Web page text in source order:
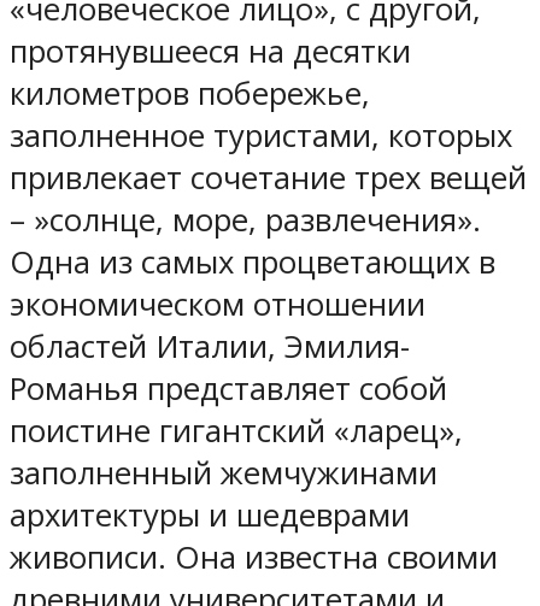
«человеческое лицо», с другой,
протянувшееся на десятки
километров побережье,
заполненное туристами, которых
привлекает сочетание трех вещей
– »солнце, море, развлечения».
Одна из самых процветающих в
экономическом отношении
областей Италии, Эмилия-
Романья представляет собой
поистине гигантский «ларец»,
заполненный жемчужинами
архитектуры и шедеврами
живописи. Она известна своими